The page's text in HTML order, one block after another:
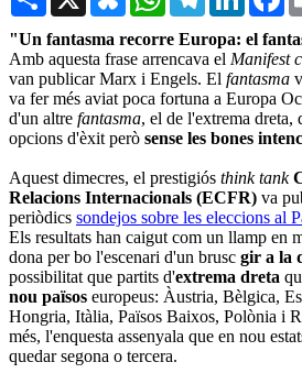
"Un fantasma recorre Europa: el
Amb aquesta frase arrencava el Manifest
van publicar Marx i Engels. El fantasma
va fer més aviat poca fortuna a Europa
d'un altre fantasma, el de l'extrema dreta,
opcions d'èxit però sense les bones
Aquest dimecres, el prestigiós think tank
Relacions Internacionals (ECFR) va
periòdics sondejos sobre les eleccions al
Els resultats han caigut com un llamp en
dona per bo l'escenari d'un brusc gir a la
possibilitat que partits d'extrema dreta
nou països europeus: Àustria, Bèlgica,
Hongria, Itàlia, Països Baixos, Polònia i
més, l'enquesta assenyala que en nou
quedar segona o tercera.